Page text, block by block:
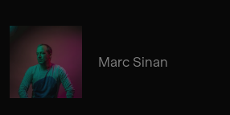
Marc Sinan